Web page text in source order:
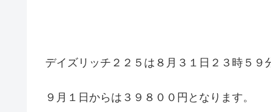
デイズリッチ２２５は８月３１日２３時５９
９月１日からは３９８００円となります。